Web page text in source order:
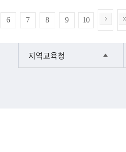
6 7 8 9 10
지역교육청